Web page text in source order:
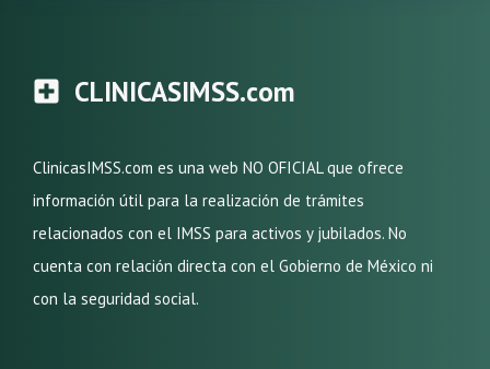
CLINICASIMSS.com
ClinicasIMSS.com es una web NO OFICIAL que ofrece
información útil para la realización de trámites
relacionados con el IMSS para activos y jubilados. No
cuenta con relación directa con el Gobierno de México ni
con la seguridad social.